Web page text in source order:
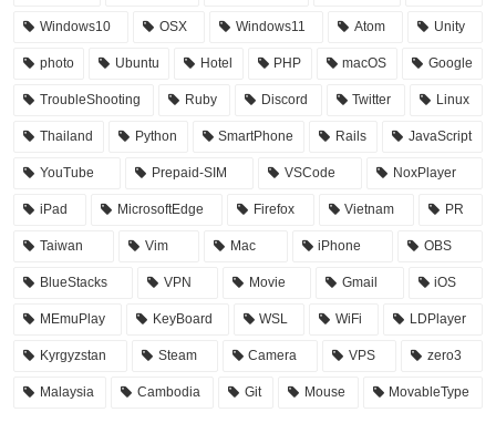
Windows10 OSX Windows11 Atom Unity
photo Ubuntu Hotel PHP macOS Google
TroubleShooting Ruby Discord Twitter Linux
Thailand Python SmartPhone Rails JavaScript
YouTube Prepaid-SIM VSCode NoxPlayer
iPad MicrosoftEdge Firefox Vietnam PR
Taiwan Vim Mac iPhone OBS
BlueStacks VPN Movie Gmail iOS
MEmuPlay KeyBoard WSL WiFi LDPlayer
Kyrgyzstan Steam Camera VPS zero3
Malaysia Cambodia Git Mouse MovableType